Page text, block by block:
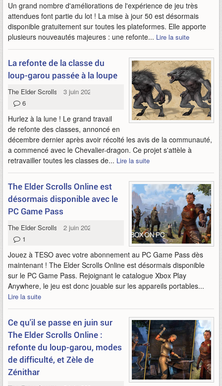
Un grand nombre d'améliorations de l'expérience de jeu très
attendues font partie du lot ! La mise à jour 50 est désormais
disponible gratuitement sur toutes les plateformes. Elle apporte
plusieurs nouveautés majeures : une refonte... Lire la suite
La refonte de la classe du
loup-garou passée à la loupe
The Elder Scrolls Online3 juin 2026
6
Hurlez à la lune ! Le grand travail
de refonte des classes, annoncé en
décembre dernier après avoir récolté les avis de la communauté,
a commencé avec le Chevalier-dragon. Ce projet s'attèle à
retravailler toutes les classes de... Lire la suite
The Elder Scrolls Online est
désormais disponible avec le
PC Game Pass
The Elder Scrolls Online2 juin 2026
1
Jouez à TESO avec votre abonnement au PC Game Pass dès
maintenant ! The Elder Scrolls Online est désormais disponible
sur le PC Game Pass. Rejoignant le catalogue Xbox Play
Anywhere, le jeu est donc jouable sur les appareils portables...
Lire la suite
Ce qu'il se passe en juin sur
The Elder Scrolls Online :
refonte du loup-garou, modes
de difficulté, et Zèle de
Zénithar